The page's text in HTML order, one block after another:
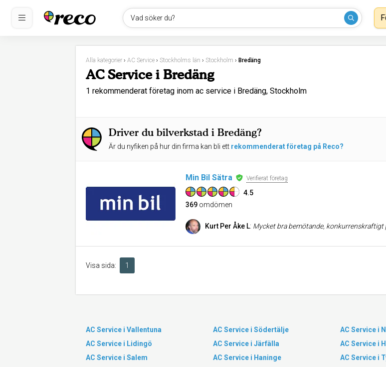
Vad söker du?
Alla kategorier › AC Service › Stockholms län › Stockholm › Bredäng
AC Service i Bredäng
1 rekommenderat företag inom ac service i Bredäng, Stockholm
Driver du bilverkstad i Bredäng?
Är du nyfiken på hur din firma kan bli ett rekommenderat företag på Reco?
Min Bil Sätra Verifierat företag
4.5
369 omdömen
Kurt Per Åke L: Mycket bra bemötande, konkurrenskraftigt pris och professionell kompetens. När min
Visa sida: 1
AC Service i Vallentuna AC Service i Södertälje AC Service i
AC Service i Lidingö
AC Service i Järfälla AC Service i
AC Service i Salem
AC Service i Haninge AC Service i